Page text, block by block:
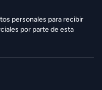
personales para recibir
por parte de esta